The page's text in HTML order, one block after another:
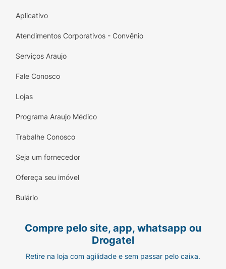
Aplicativo
Atendimentos Corporativos - Convênio
Serviços Araujo
Fale Conosco
Lojas
Programa Araujo Médico
Trabalhe Conosco
Seja um fornecedor
Ofereça seu imóvel
Bulário
Compre pelo site, app, whatsapp ou
Drogatel
Retire na loja com agilidade e sem passar pelo caixa.